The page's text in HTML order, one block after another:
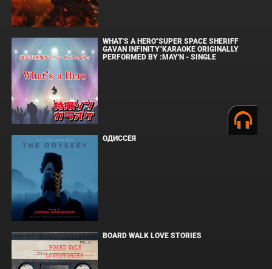
WHAT'S A HERO"SUPER SPACE SHERIFF
GAVAN INFINITY"KARAOKE ORIGINALLY
PERFORMED BY :MAY'N - SINGLE
ОДИССЕЯ
BOARD WALK LOVE STORIES